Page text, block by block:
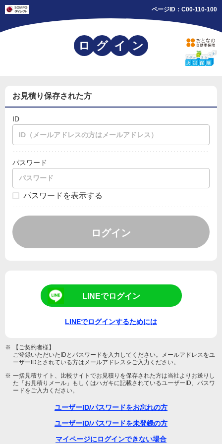
ページID： C00-110-100
ロ グ イ ン
お見積り保存された方
ID
パスワード
パスワードを表示する
ログイン
LINEでログイン
LINEでログインするためには
※
【ご契約者様】
ご登録いただいたIDとパスワードを入力してください。メールアドレスをユ
ーザーIDとされている方はメールアドレスをご入力ください。
※ 一括見積サイト、比較サイトでお見積りを保存された方は当社よりお送りし
た「お見積りメール」もしくはハガキに記載されているユーザーID、パスワ
ードをご入力ください。
ユーザーID/パスワードをお忘れの方
ユーザーID/パスワードを未登録の方
マイページにログインできない場合